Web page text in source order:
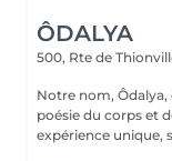
ÔDALYA
500, Rte de
Notre nom, Ôdalya,
poésie du corps et
expérience unique,